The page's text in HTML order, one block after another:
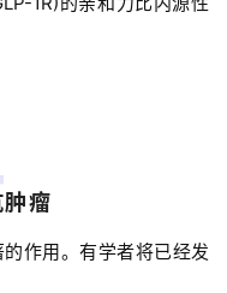
瘤
作用。有学者将已经发